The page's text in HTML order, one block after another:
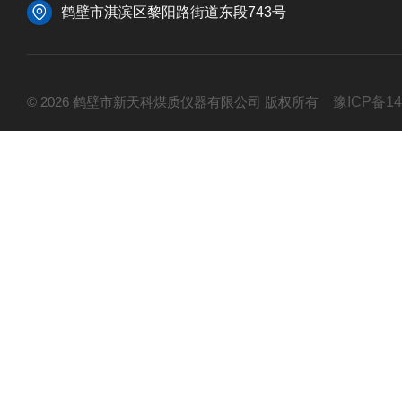
鹤壁市淇滨区黎阳路街道东段743号
© 2026 鹤壁市新天科煤质仪器有限公司 版权所有 豫ICP备